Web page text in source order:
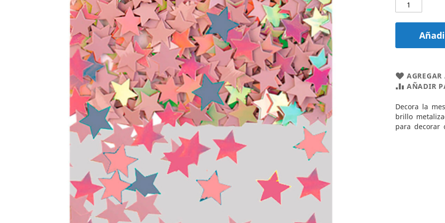
AÑADIR
Decora la
brillo
para decorar